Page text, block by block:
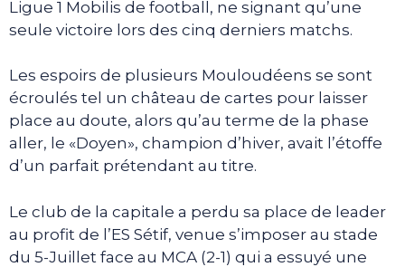
Ligue 1 Mobilis de football, ne signant qu’une
seule victoire lors des cinq derniers matchs.
Les espoirs de plusieurs Mouloudéens se sont
écroulés tel un château de cartes pour laisser
place au doute, alors qu’au terme de la phase
aller, le «Doyen», champion d’hiver, avait l’étoffe
d’un parfait prétendant au titre.
Le club de la capitale a perdu sa place de leader
au profit de l’ES Sétif, venue s’imposer au stade
du 5-Juillet face au MCA (2-1) qui a essuyé une